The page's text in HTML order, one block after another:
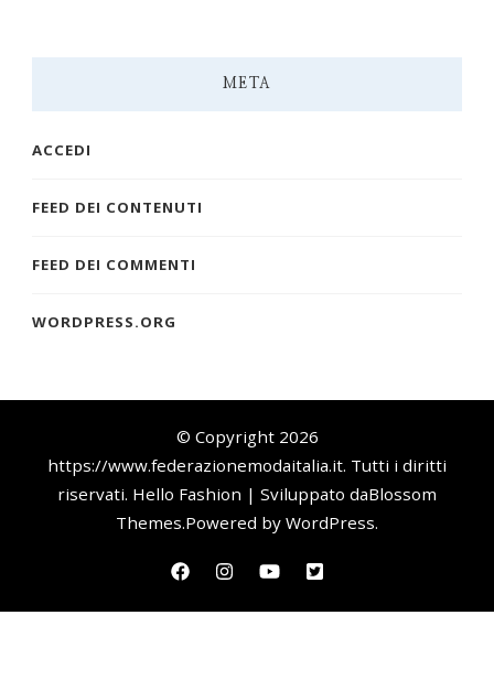
META
ACCEDI
FEED DEI CONTENUTI
FEED DEI COMMENTI
WORDPRESS.ORG
© Copyright 2026
https://www.federazionemodaitalia.it. Tutti i diritti
riservati. Hello Fashion | Sviluppato daBlossom
Themes.Powered by WordPress.